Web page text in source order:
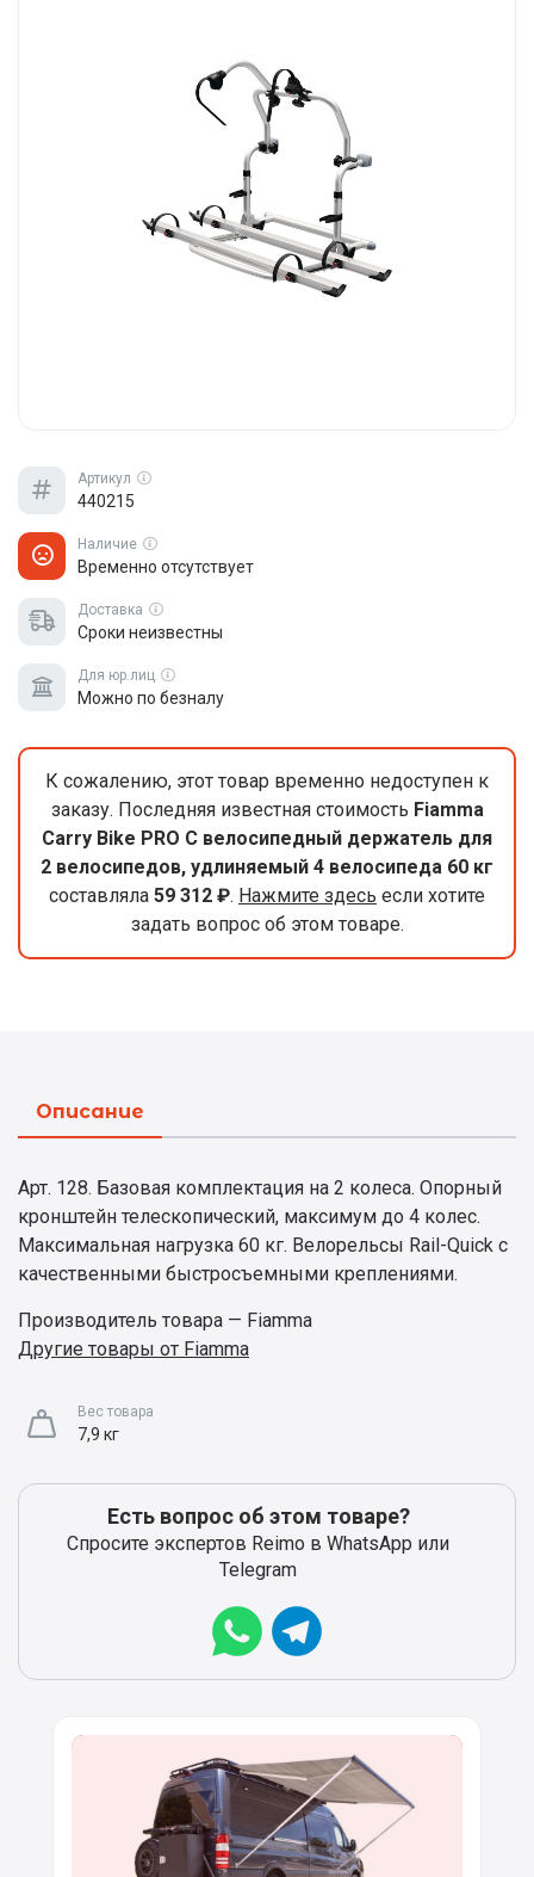
Артикул
440215
Наличие
Временно отсутствует
Доставка
Сроки неизвестны
Для юр.лиц
Можно по безналу
К сожалению, этот товар временно недоступен к
заказу. Последняя известная стоимость Fiamma
Carry Bike PRO C велосипедный держатель для
2 велосипедов, удлиняемый 4 велосипеда 60 кг
составляла 59 312 ₽. Нажмите здесь если хотите
задать вопрос об этом товаре.
Описание
Арт. 128. Базовая комплектация на 2 колеса. Опорный
кронштейн телескопический, максимум до 4 колес.
Максимальная нагрузка 60 кг. Велорельсы Rail-Quick с
качественными быстросъемными креплениями.
Производитель товара — Fiamma
Другие товары от Fiamma
Вес товара
7,9 кг
Есть вопрос об этом товаре?
Спросите экспертов Reimo в WhatsApp или
Telegram